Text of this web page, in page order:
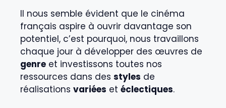
Il nous semble évident que le cinéma
français aspire à ouvrir davantage son
potentiel, c’est pourquoi, nous travaillons
chaque jour à développer des œuvres de
genre et investissons toutes nos
ressources dans des styles de
réalisations variées et éclectiques.